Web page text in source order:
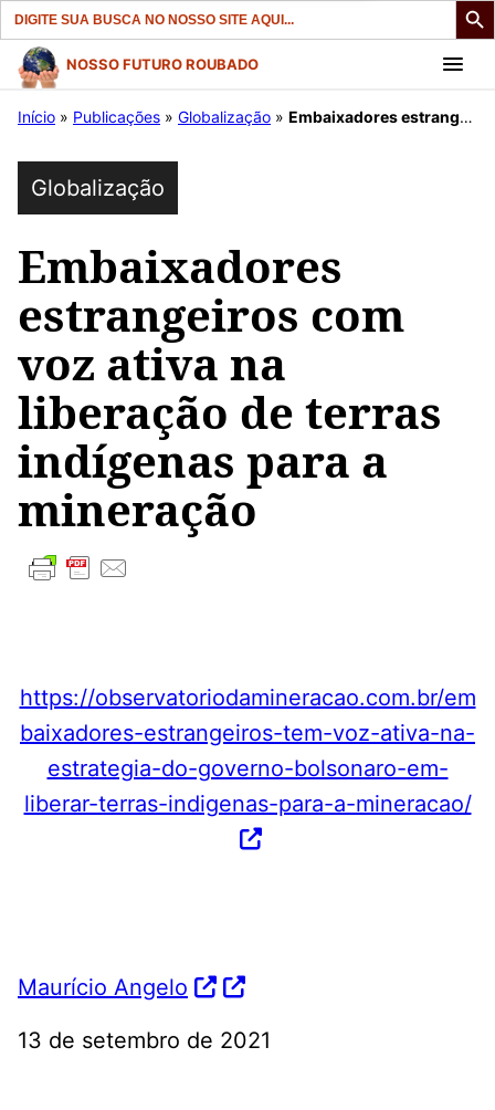
Search
for:
Pular
para
conteúdo
NOSSO FUTURO ROUBADO
Início » Publicações » Globalização » Embaixadores estrangeiros com voz ativa na liberação de terras indígenas para a mineração
Globalização
Embaixadores
estrangeiros com
voz ativa na
liberação de terras
indígenas para a
mineração
https://observatoriodamineracao.com.br/em
baixadores-estrangeiros-tem-voz-ativa-na-
estrategia-do-governo-bolsonaro-em-
liberar-terras-indigenas-para-a-mineracao/
Maurício Angelo
13 de setembro de 2021